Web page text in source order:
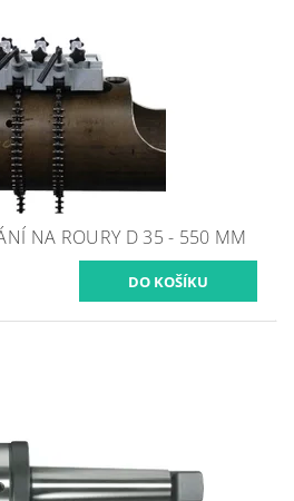
NA ROURY D 35 - 550 MM